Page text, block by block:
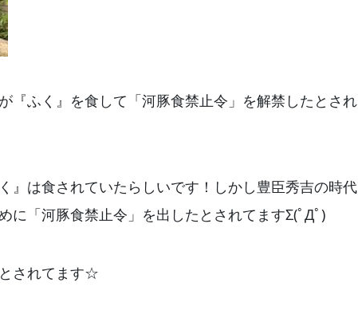
『ふく』を食して「河豚食禁止令」を解禁したとされ
』は食されていたらしいです！しかし豊臣秀吉の時代
に「河豚食禁止令」を出したとされてますΣ(ﾟДﾟ)
されてます☆